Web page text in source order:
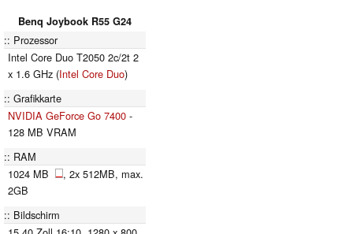
Benq Joybook R55 G24
Prozessor
Intel Core Duo T2050 2c/2t 2
x 1.6 GHz (Intel Core Duo)
Grafikkarte
NVIDIA GeForce Go 7400 -
128 MB VRAM
RAM
1024 MB
, 2x 512MB, max.
2GB
Bildschirm